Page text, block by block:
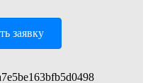
заявку